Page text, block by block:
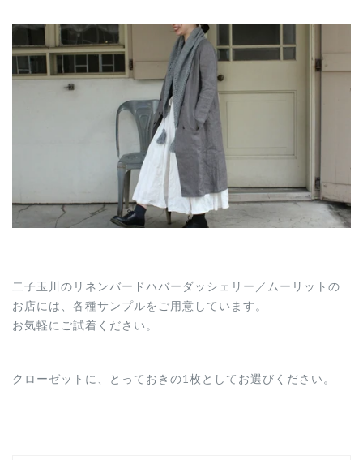
二子玉川のリネンバードハバーダッシェリー／ムーリットの
お店には、各種サンプルをご用意しています。
お気軽にご試着ください。
クローゼットに、とっておきの1 枚としてお選びください。